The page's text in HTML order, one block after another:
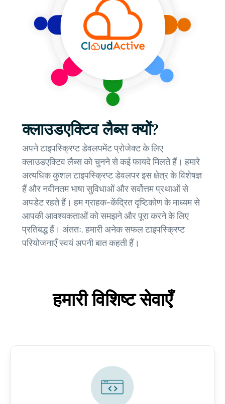
क्लाउडएक्टिव लैब्स क्यों?
अपने टाइपस्क्रिप्ट डेवलपमेंट प्रोजेक्ट के लिए
क्लाउडएक्टिव लैब्स को चुनने से कई फायदे मिलते हैं। हमारे
अत्यधिक कुशल टाइपस्क्रिप्ट डेवलपर इस क्षेत्र के विशेषज्ञ
हैं और नवीनतम भाषा सुविधाओं और सर्वोत्तम प्रथाओं से
अपडेट रहते हैं। हम ग्राहक-केंद्रित दृष्टिकोण के माध्यम से
आपकी आवश्यकताओं को समझने और पूरा करने के लिए
प्रतिबद्ध हैं। अंततः, हमारी अनेक सफल टाइपस्क्रिप्ट
परियोजनाएँ स्वयं अपनी बात कहती हैं।
हमारी विशिष्ट सेवाएँ